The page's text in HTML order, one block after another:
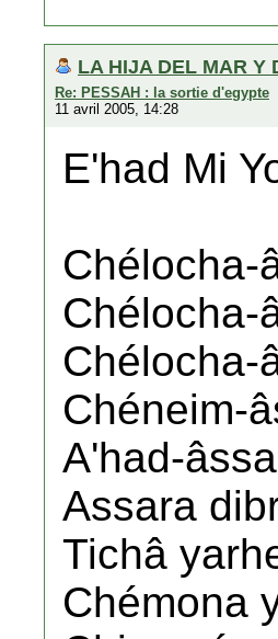
LA HIJA DEL MAR Y
Re: PESSAH : la sortie d'egypte
11 avril 2005, 14:28
E'had Mi
Chélocha-
Chélocha-
Chélocha-
Chéneim-
A'had-
Assara
Tichâ
Chémona